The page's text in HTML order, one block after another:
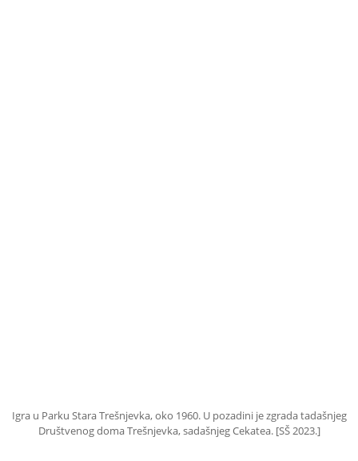
Igra u Parku Stara Trešnjevka, oko 1960. U pozadini je zgrada tadašnjeg
Društvenog doma Trešnjevka, sadašnjeg Cekatea. [SŠ 2023.]